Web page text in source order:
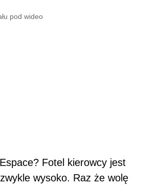
pod wideo
Fotel kierowcy jest
wysoko. Raz że wolę